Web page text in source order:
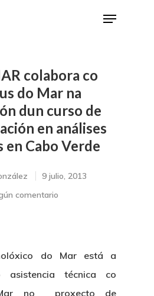
or ESC to close
colabora co
do Mar na
dun curso de
en análises
en Cabo Verde
9 julio, 2013
comentario
do Mar está a
asistencia técnica co
no proxecto de